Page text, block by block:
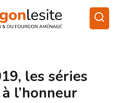
les séries
l’honneur